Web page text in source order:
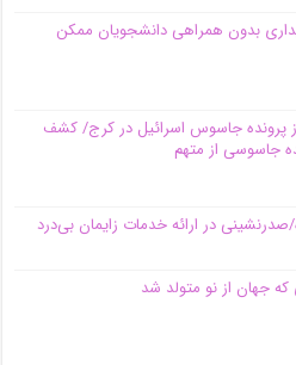
بدون همراهی دانشجویان ممکن
پرونده جاسوس اسرائیل در کرج/‌ کشف
جاسوسی از متهم
جهان از نو متولد شد